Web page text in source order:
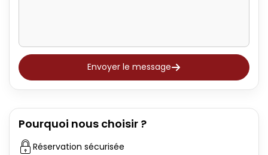
Envoyer le message
Pourquoi nous choisir ?
Réservation sécurisée